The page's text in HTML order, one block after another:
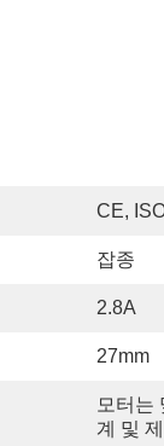
CE,
잡종
2.8A
27mm
모터는
계 및